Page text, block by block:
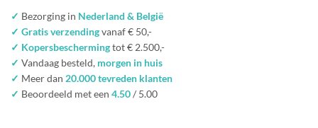
✓ Bezorging in Nederland & België
✓ Gratis verzendingvanaf € 50,-
✓ Kopersbeschermingtot € 2.500,-
✓ Vandaag besteld, morgen in huis
✓ Meer dan 20.000 tevreden klanten
✓ Beoordeeld met een 4.50/ 5.00